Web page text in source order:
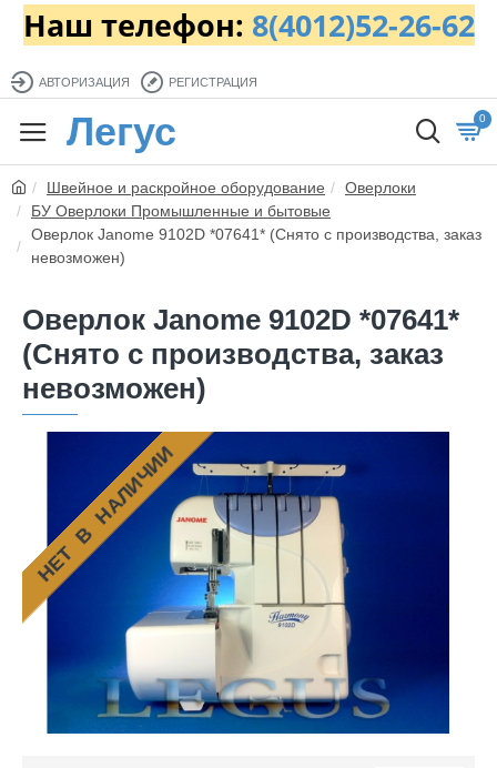
Наш телефон: 8(4012)52-26-62
АВТОРИЗАЦИЯ РЕГИСТРАЦИЯ
Легус 0
Швейное и раскройное оборудование
Оверлоки
БУ Оверлоки Промышленные и бытовые
Оверлок Janome 9102D *07641* (Снято с производства, заказ
невозможен)
Оверлок Janome 9102D *07641*
(Снято с производства, заказ
невозможен)
НЕТ В НАЛИЧИИ